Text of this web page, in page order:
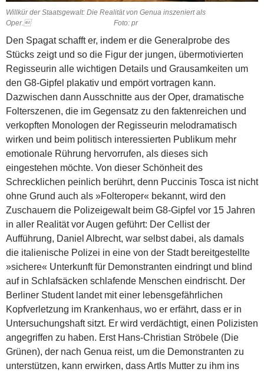
Willkür der Staatsgewalt: Die Realität von Genua inszeniert als
Oper. Foto: pr
Den Spagat schafft er, indem er die Generalprobe des
Stücks zeigt und so die Figur der jungen, übermotivierten
Regisseurin alle wichtigen Details und Grausamkeiten um
den G8-Gipfel plakativ und empört vortragen kann.
Dazwischen dann Ausschnitte aus der Oper, dramatische
Folterszenen, die im Gegensatz zu den faktenreichen und
verkopften Monologen der Regisseurin melodramatisch
wirken und beim politisch interessierten Publikum mehr
emotionale Rührung hervorrufen, als dieses sich
eingestehen möchte. Von dieser Schönheit des
Schrecklichen peinlich berührt, denn Puccinis Tosca ist nicht
ohne Grund auch als »Folteroper« bekannt, wird den
Zuschauern die Polizeigewalt beim G8-Gipfel vor 15 Jahren
in aller Realität vor Augen geführt: Der Cellist der
Aufführung, Daniel Albrecht, war selbst dabei, als damals
die italienische Polizei in eine von der Stadt bereitgestellte
»sichere« Unterkunft für Demonstranten eindringt und blind
auf in Schlafsäcken schlafende Menschen eindrischt. Der
Berliner Student landet mit einer lebensgefährlichen
Kopfverletzung im Krankenhaus, wo er erfährt, dass er in
Untersuchungshaft sitzt. Er wird verdächtigt, einen Polizisten
angegriffen zu haben. Erst Hans-Christian Ströbele (Die
Grünen), der nach Genua reist, um die Demonstranten zu
unterstützen, kann erwirken, dass Artls Mutter zu ihm ins